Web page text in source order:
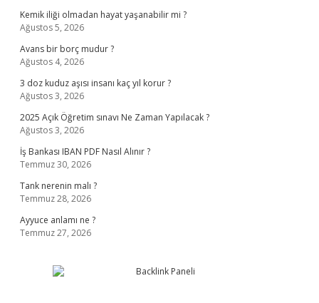
Kemik iliği olmadan hayat yaşanabilir mi ?
Ağustos 5, 2026
Avans bir borç mudur ?
Ağustos 4, 2026
3 doz kuduz aşısı insanı kaç yıl korur ?
Ağustos 3, 2026
2025 Açık Öğretim sınavı Ne Zaman Yapılacak ?
Ağustos 3, 2026
İş Bankası IBAN PDF Nasıl Alınır ?
Temmuz 30, 2026
Tank nerenin malı ?
Temmuz 28, 2026
Ayyuce anlamı ne ?
Temmuz 27, 2026